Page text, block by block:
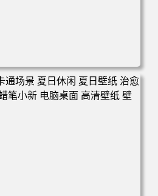
角色 女帝 波雅·汉库克 波雅汉库
纸 壁纸下载 壁纸大全